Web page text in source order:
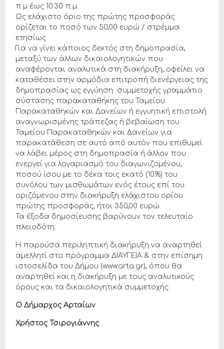
π.μ έως 10:30 π.μ.
Ως ελάχιστο όριο της πρώτης προσφοράς
ορίζεται το ποσό των 50,00 ευρώ / στρέμμα
ετησίως.
Για να γίνει κάποιος δεκτός στη δημοπρασία,
μεταξύ των άλλων δικαιολογητικών που
αναφέρονται αναλυτικά στη διακήρυξη, οφείλει να
καταθέσει στην αρμόδια επιτροπή διενέργειας της
δημοπρασίας ως εγγύηση συμμετοχής γραμμάτιο
σύστασης παρακαταθήκης του Ταμείου
Παρακαταθηκών και Δανείων ή εγγυητική επιστολή
αναγνωρισμένης τράπεζας ή βεβαίωση του
Ταμείου Παρακαταθηκών και Δανείων για
παρακατάθεση σε αυτό από αυτόν που επιθυμεί
να λάβει μέρος στη δημοπρασία ή άλλον που
ενεργεί για λογαριασμό του διαγωνιζομένου,
ποσού ίσου με το δέκα τοις εκατό (10%) του
συνόλου των μισθωμάτων ενός έτους επί του
οριζόμενου στην διακήρυξη ελάχιστου ορίου
πρώτης προσφοράς, ήτοι 350,00 ευρώ.
Τα έξοδα δημοσίευσης βαρύνουν τον τελευταίο
πλειοδότη.
Η παρούσα περιληπτική διακήρυξη να αναρτηθεί
αμελλητί στο πρόγραμμα ΔΙΑΥΓΕΙΑ & στην επίσημη
ιστοσελίδα του Δήμου (www.arta.gr), όπου θα
αναρτηθεί και η διακήρυξη με τους αναλυτικούς
όρους και τα δικαιολογητικά συμμετοχής.
Ο Δήμαρχος Αρταίων
Χρήστος Τσιρογιάννης